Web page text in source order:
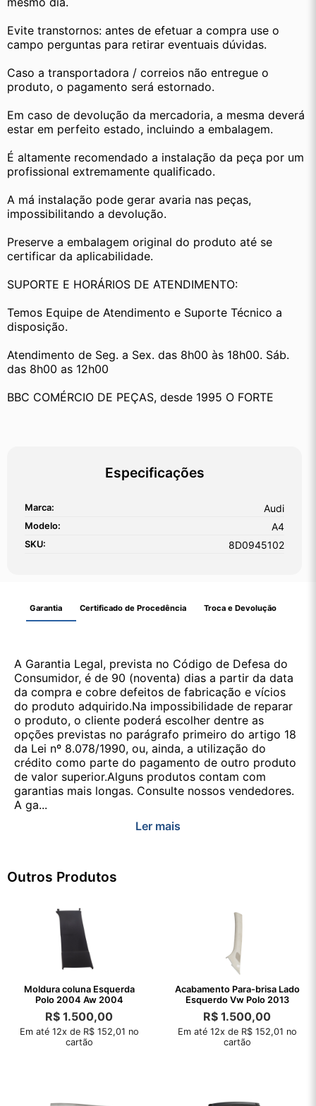
Evite transtornos: antes de efetuar a compra use o
campo perguntas para retirar eventuais dúvidas.
Caso a transportadora / correios não entregue o
produto, o pagamento será estornado.
Em caso de devolução da mercadoria, a mesma deverá
estar em perfeito estado, incluindo a embalagem.
É altamente recomendado a instalação da peça por um
profissional extremamente qualificado.
A má instalação pode gerar avaria nas peças,
impossibilitando a devolução.
Preserve a embalagem original do produto até se
certificar da aplicabilidade.
SUPORTE E HORÁRIOS DE ATENDIMENTO:
Temos Equipe de Atendimento e Suporte Técnico a
disposição.
Atendimento de Seg. a Sex. das 8h00 às 18h00. Sáb.
das 8h00 as 12h00
BBC COMÉRCIO DE PEÇAS, desde 1995 O FORTE
Especificações
Marca: Audi
Modelo: A4
SKU: 8D0945102
Garantia Certificado de Procedência Troca e Devolução
A Garantia Legal, prevista no Código de Defesa do
Consumidor, é de 90 (noventa) dias a partir da data
da compra e cobre defeitos de fabricação e vícios
do produto adquirido.Na impossibilidade de reparar
o produto, o cliente poderá escolher dentre as
opções previstas no parágrafo primeiro do artigo 18
da Lei nº 8.078/1990, ou, ainda, a utilização do
crédito como parte do pagamento de outro produto
de valor superior.Alguns produtos contam com
garantias mais longas. Consulte nossos vendedores.
A ga...
Ler mais
Outros Produtos
Moldura coluna Esquerda
Polo 2004 Aw 2004
R$ 1.500,00
Em até 12x de R$ 152,01 no
cartão
Acabamento Para-brisa Lado
Esquerdo Vw Polo 2013
R$ 1.500,00
Em até 12x de R$ 152,01 no
cartão